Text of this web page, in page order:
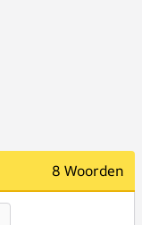
8 Woorden